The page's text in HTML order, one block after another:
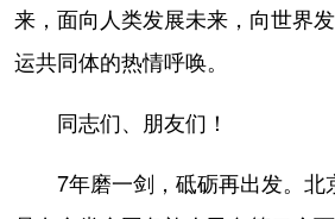
来，面向人类发展未来，向世界
运共同体的热情呼唤。
同志们、朋友们！
7年磨一剑，砥砺再出发。北